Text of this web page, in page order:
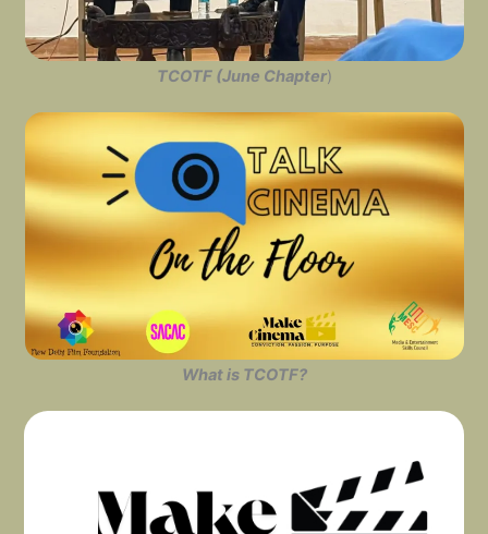
TCOTF (June Chapter)
What is TCOTF?